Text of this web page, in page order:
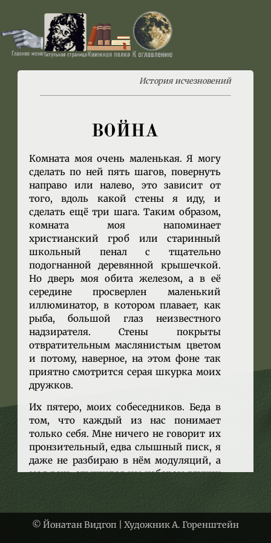
© Йонатан Видгоп | Художник А. Горенштейн
История исчезновений
ВОЙНА
Комната моя очень маленькая. Я могу
сделать по ней пять шагов, повернуть
направо или налево, это зависит от
того, вдоль какой стены я иду, и
сделать ещё три шага. Таким образом,
комната моя напоминает
христианский гроб или старинный
школьный пенал с тщательно
подогнанной деревянной крышечкой.
Но дверь моя обита железом, а в её
середине просверлен маленький
иллюминатор, в котором плавает, как
рыба, большой глаз неизвестного
надзирателя. Стены покрыты
отвратительным маслянистым цветом
и потому, наверное, на этом фоне так
приятно смотрится серая шкурка моих
дружков.
Их пятеро, моих собеседников. Беда в
том, что каждый из нас понимает
только себя. Мне ничего не говорит их
пронзительный, едва слышный писк, я
даже не разбираю в нём модуляций, а
моя речь слышится им набором глухих
понял, что пребывание моё здесь не
имеет срока.